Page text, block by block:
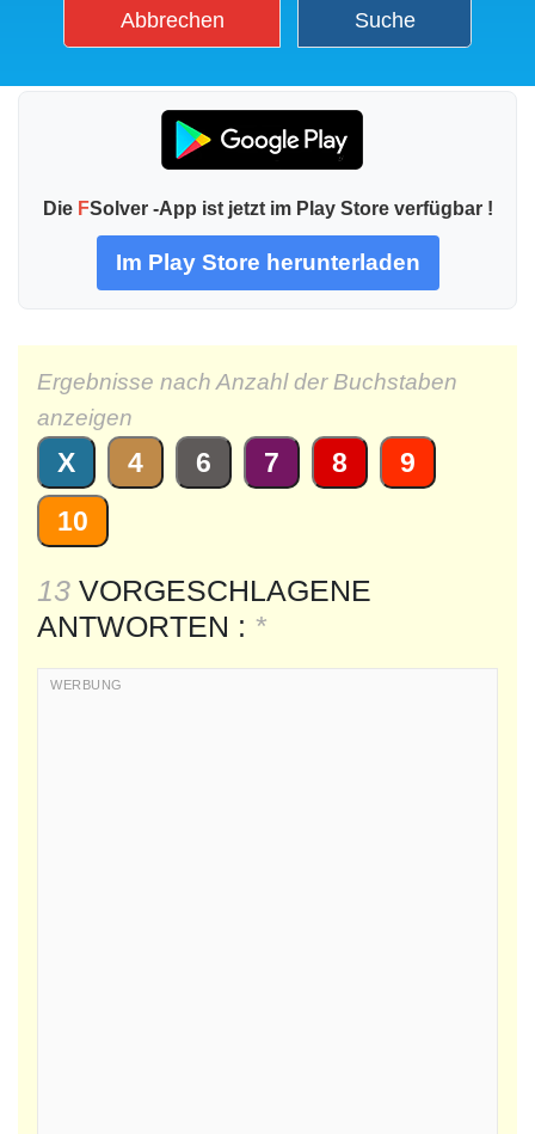
Abbrechen Suche
Die FSolver -App ist jetzt im Play Store verfügbar !
Im Play Store herunterladen
Ergebnisse nach Anzahl der Buchstaben
anzeigen
X 4 6 7 8
9
10
13 VORGESCHLAGENE
ANTWORTEN : *